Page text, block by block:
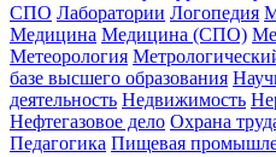
СПО Лаборатории Логопедия
Медицина Медицина (СПО)
Метеорология
базе высшего образования
деятельность Недвижимость
Нефтегазовое дело Охрана
Педагогика Пищевая